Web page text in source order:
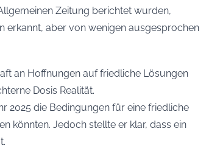
Zeitung berichtet wurden,
erkannt, aber von wenigen ausgesprochen
an Hoffnungen auf friedliche Lösungen
Dosis Realität.
2025 die Bedingungen für eine friedliche
könnten. Jedoch stellte er klar, dass ein